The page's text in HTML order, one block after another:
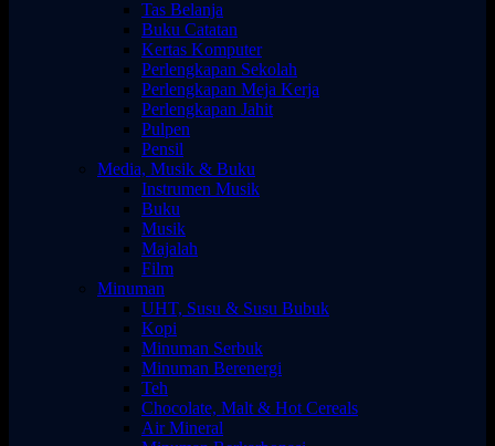
Tas Belanja
Buku Catatan
Kertas Komputer
Perlengkapan Sekolah
Perlengkapan Meja Kerja
Perlengkapan Jahit
Pulpen
Pensil
Media, Musik & Buku
Instrumen Musik
Buku
Musik
Majalah
Film
Minuman
UHT, Susu & Susu Bubuk
Kopi
Minuman Serbuk
Minuman Berenergi
Teh
Chocolate, Malt & Hot Cereals
Air Mineral